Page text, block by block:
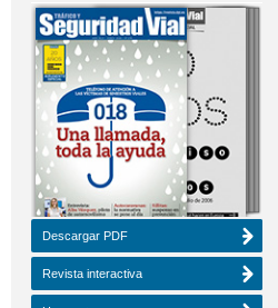
Descargar PDF
Revista interactiva